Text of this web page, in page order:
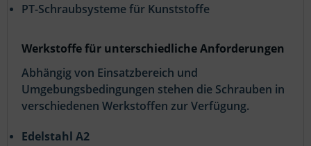
PT-Schraubsysteme für Kunststoffe
Werkstoffe für unterschiedliche Anforderungen
Abhängig von Einsatzbereich und
Umgebungsbedingungen stehen die Schrauben in
verschiedenen Werkstoffen zur Verfügung.
Edelstahl A2